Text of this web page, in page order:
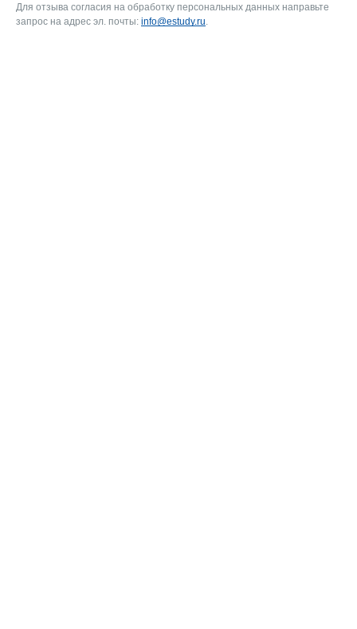
Для отзыва согласия на обработку персональных данных направьте
запрос на адрес эл. почты: info@estudy.ru.